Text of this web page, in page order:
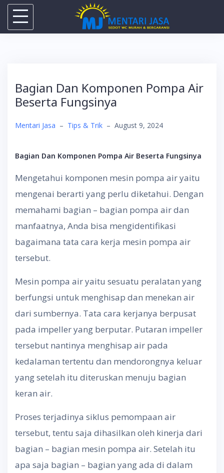
Skip
Bagian Dan Komponen Pompa Air
Beserta Fungsinya
Mentari Jasa – Tips & Trik – August 9, 2024
Bagian Dan Komponen Pompa Air Beserta Fungsinya
Mengetahui komponen mesin pompa air yaitu
mengenai berarti yang perlu diketahui. Dengan
memahami bagian – bagian pompa air dan
manfaatnya, Anda bisa mengidentifikasi
bagaimana tata cara kerja mesin pompa air
tersebut.
Mesin pompa air yaitu sesuatu peralatan yang
berfungsi untuk menghisap dan menekan air
dari sumbernya. Tata cara kerjanya berpusat
pada impeller yang berputar. Putaran impeller
tersebut nantinya menghisap air pada
kedalaman tertentu dan mendorongnya keluar
yang setelah itu diteruskan menuju bagian
keran air.
Proses terjadinya siklus pemompaan air
tersebut, tentu saja dihasilkan oleh kinerja dari
bagian – bagian mesin pompa air. Setelah itu
apa saja bagian – bagian yang ada di dalam